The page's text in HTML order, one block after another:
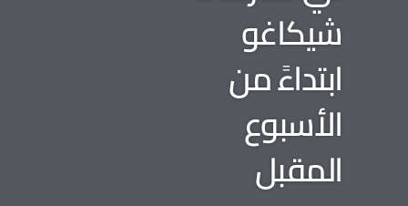
شيكاغو
ابتداءً من
الأسبوع
المقبل